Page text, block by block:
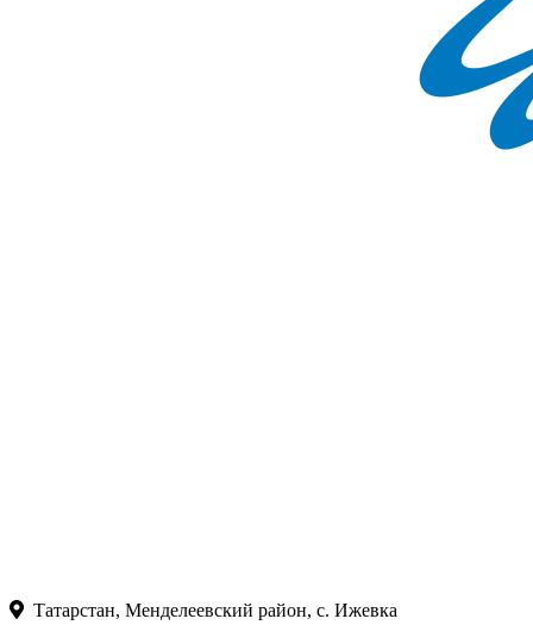
Татарстан, Менделеевский район, с. Ижевка